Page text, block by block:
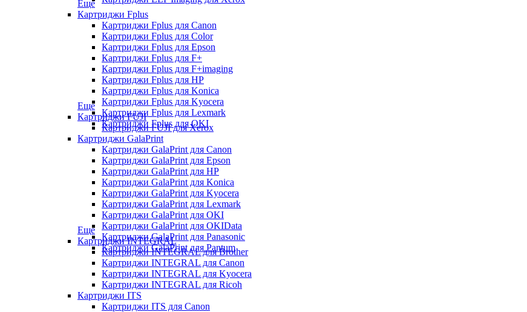
Еще
Картриджи Fplus
Картриджи Fplus для Canon
Картриджи Fplus для Color
Картриджи Fplus для Epson
Картриджи Fplus для F+
Картриджи Fplus для F+imaging
Картриджи Fplus для HP
Картриджи Fplus для Konica
Картриджи Fplus для Kyocera
Картриджи Fplus для Lexmark
Картриджи Fplus для OKI
Еще
Картриджи FUJI
Картриджи FUJI для Xerox
Картриджи GalaPrint
Картриджи GalaPrint для Canon
Картриджи GalaPrint для Epson
Картриджи GalaPrint для HP
Картриджи GalaPrint для Konica
Картриджи GalaPrint для Kyocera
Картриджи GalaPrint для Lexmark
Картриджи GalaPrint для OKI
Картриджи GalaPrint для OKIData
Картриджи GalaPrint для Panasonic
Картриджи GalaPrint для Pantum
Еще
Картриджи INTEGRAL
Картриджи INTEGRAL для Brother
Картриджи INTEGRAL для Canon
Картриджи INTEGRAL для Kyocera
Картриджи INTEGRAL для Ricoh
Картриджи ITS
Картриджи ITS для Canon